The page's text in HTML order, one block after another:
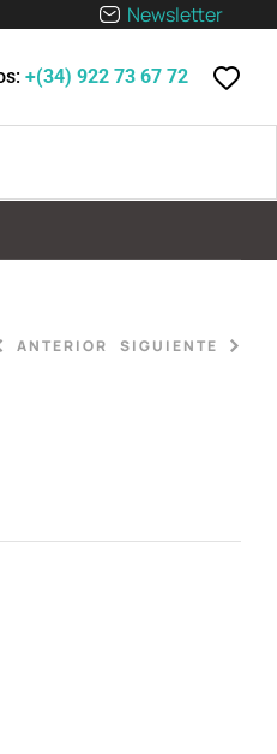
Newsletter
+(34) 922 73 67 72
ANTERIOR SIGUIENTE